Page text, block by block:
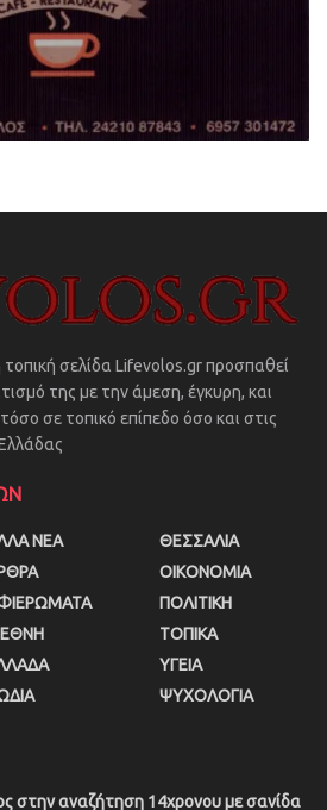
σελίδα Lifevolos.gr προσπαθεί
της με την άμεση, έγκυρη, και
σε τοπικό επίπεδο όσο και στις
ΝΕΑ
ΘΕΣΣΑΛΙΑ
ΟΙΚΟΝΟΜΙΑ
ΠΟΛΙΤΙΚΗ
ΤΟΠΙΚΑ
ΥΓΕΙΑ
ΨΥΧΟΛΟΓΙΑ
στην αναζήτηση 14χρονου με σανίδα